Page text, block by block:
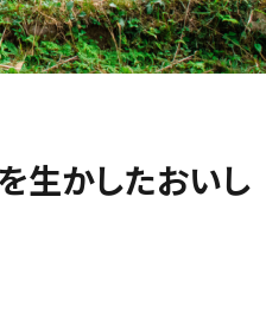
生かしたおいし